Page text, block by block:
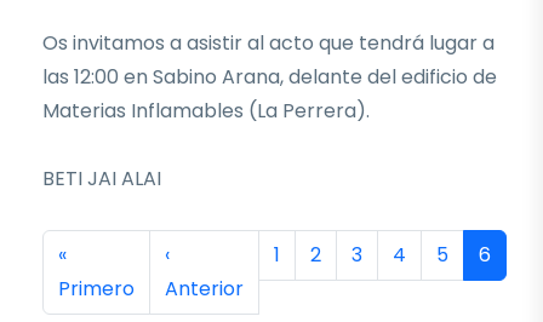
Os invitamos a asistir al acto que tendrá lugar a
las 12:00 en Sabino Arana, delante del edificio de
Materias Inflamables (La Perrera).
BETI JAI ALAI
Paginación
Primera página
«
Primero
Página anterior
‹
Anterior
Página
1 Página
2 Página
3 Página
4 Página
5 6